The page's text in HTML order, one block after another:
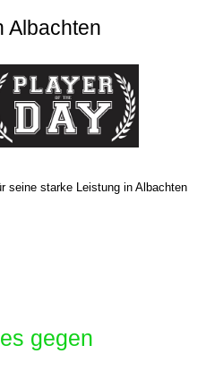
Albachten
seine starke Leistung in Albachten
gegen